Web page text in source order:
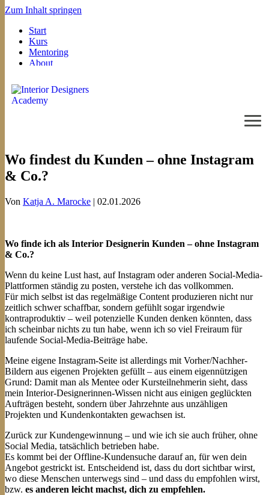
Zum Inhalt springen
Start
Kurs
Mentoring
About
Wo findest du Kunden – ohne Instagram
& Co.?
Von Katja A. Marocke | 02.01.2026
Wo finde ich als Interior Designerin Kunden – ohne Instagram
& Co.?
Wenn du keine Lust hast, auf Instagram oder anderen Social-Media-
Plattformen ständig zu posten, verstehe ich das vollkommen.
Für mich selbst ist das regelmäßige Content produzieren nicht nur
zeitlich schwer schaffbar, sondern gefühlt sogar irgendwie
kontraproduktiv – weil potenzielle Kunden denken könnten, dass
ich scheinbar nichts zu tun habe, wenn ich so viel Freiraum für
laufende Social-Media-Beiträge habe.
Meine eigene Instagram-Seite ist allerdings mit Vorher/Nachher-
Bildern aus eigenen Projekten gefüllt – aus einem eigennützigen
Grund: Damit man als Mentee oder Kursteilnehmerin sieht, dass
mein Interior-Designerinnen-Wissen nicht aus einigen geglückten
Aufträgen besteht, sondern über Jahrzehnte aus unzähligen
Projekten und Kundenkontakten gewachsen ist.
Zurück zur Kundengewinnung – und wie ich sie auch früher, ohne
Social Media, tatsächlich betrieben habe.
Es kommt bei der Offline-Kundensuche darauf an, für wen dein
Angebot gestrickt ist. Entscheidend ist, dass du dort sichtbar wirst,
wo diese Menschen unterwegs sind – und dass du empfohlen wirst,
bzw. es anderen leicht machst, dich zu empfehlen.